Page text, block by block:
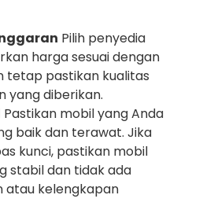
Pilih penyedia
harga sesuai dengan
tetap pastikan kualitas
yang diberikan.
Pastikan mobil yang Anda
baik dan terawat. Jika
kunci, pastikan mobil
stabil dan tidak ada
atau kelengkapan